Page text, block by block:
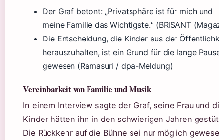
Der Graf betont: „Privatsphäre ist für mich und
meine Familie das Wichtigste.“ (BRISANT
Die Entscheidung, die Kinder aus der
herauszuhalten, ist ein Grund für die lange
gewesen (Ramasuri / dpa-Meldung)
Vereinbarkeit von Familie und Musik
In einem Interview sagte der Graf, seine Frau und
Kinder hätten ihn in den schwierigen Jahren
Die Rückkehr auf die Bühne sei nur möglich